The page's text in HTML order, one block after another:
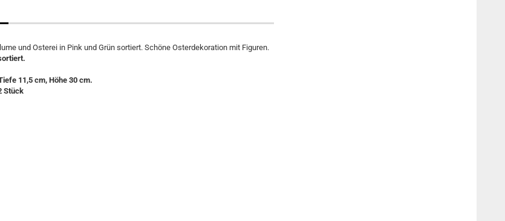
und Osterei in Pink und Grün sortiert. Schöne Osterdekoration mit Figuren.
11,5 cm, Höhe 30 cm.
Stück